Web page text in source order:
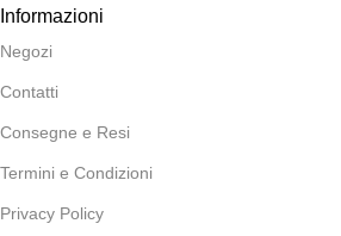
Informazioni
Negozi
Contatti
Consegne e Resi
Termini e Condizioni
Privacy Policy